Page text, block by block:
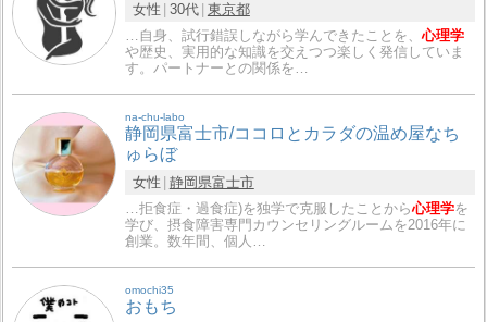
女性 30代 東京都
…自身、試行錯誤しながら学んできたことを、心理学
や歴史、実用的な知識を交えつつ楽しく発信していま
す。パートナーとの関係を…
na-chu-labo
静岡県富士市/ココロとカラダの温め屋なち
ゅらぼ
女性 静岡県富士市
…拒食症・過食症)を独学で克服したことから心理学を
学び、摂食障害専門カウンセリングルームを2016年に
創業。数年間、個人…
omochi35
おもち